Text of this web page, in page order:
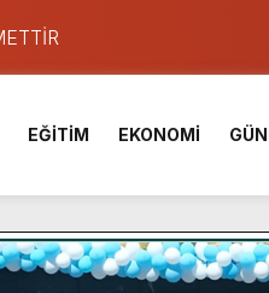
Okulu ve Meslek Yüksek
Üniversite Hazırlık
Yarışması’nda En Zorlu Etap
LİSTESİ YAYINLANDI.
Bulut ve Yavuz’un
de olduğu Filistin
EĞİTİM EKONOMİ